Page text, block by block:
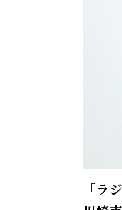
「ラ